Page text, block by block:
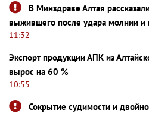
В Минздраве Алтая
выжившего после удара молнии и
11:32
Экспорт продукции АПК из
вырос на 60 %
10:55
Сокрытие судимости и